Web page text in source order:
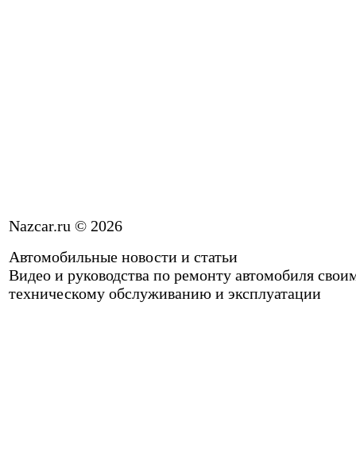
Nazcar.ru © 2026
Автомобильные новости и статьи
Видео и руководства по ремонту автомобиля
техническому обслуживанию и эксплуатации